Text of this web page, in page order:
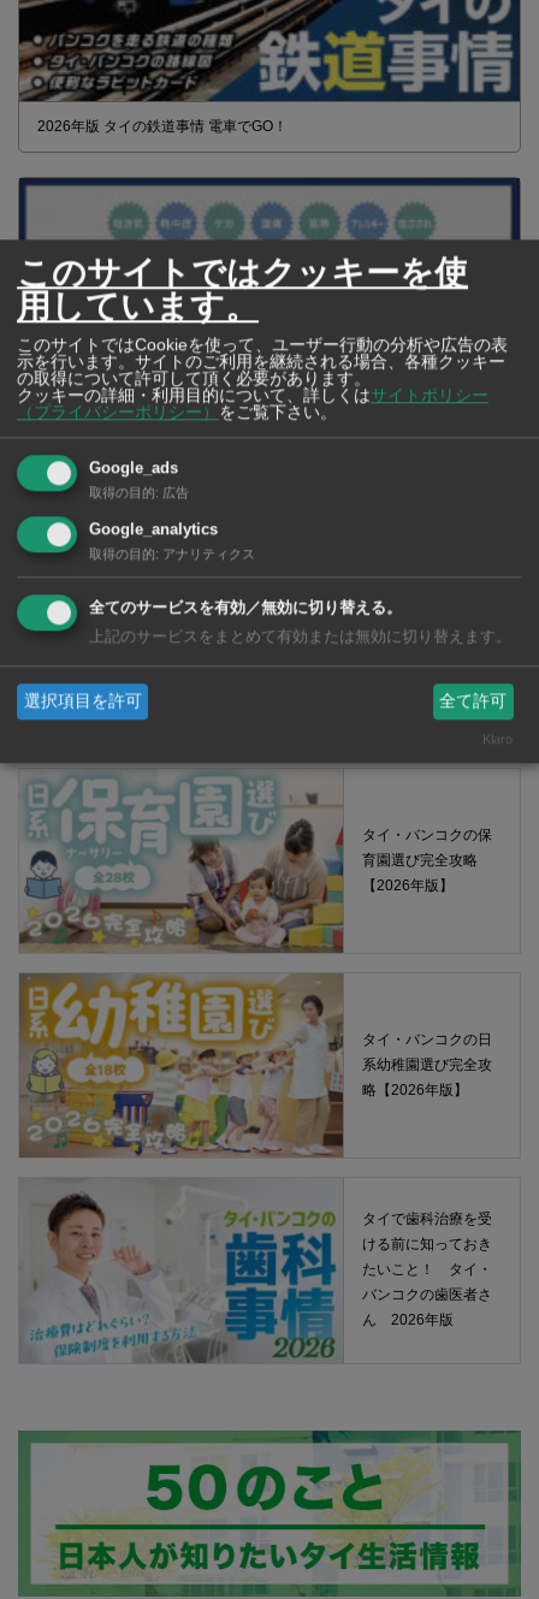
2026年版 タイの鉄道事情 電車でGO！
【タイ・バンコク】 マルシェトンロー内の「TOPS」で買える薬
2026年版
【タイ・バンコ
ク】 コンビニ（セ
ブンイレブン）で買
える薬 2026年版
タイ・バンコクの保
育園選び完全攻略
【2026年版】
タイ・バンコクの日
系幼稚園選び完全攻
略【2026年版】
タイで歯科治療を受
ける前に知っておき
たいこと！ タイ・
バンコクの歯医者さ
ん 2026年版
このサイトではクッキーを使
用しています。
このサイトではCookieを使って、ユーザー行動の分析や広告の表
示を行います。サイトのご利用を継続される場合、各種クッキー
の取得について許可して頂く必要があります。
クッキーの詳細・利用目的について、詳しくはサイトポリシー
（プライバシーポリシー）
をご覧下さい。
Google_ads
取得の目的: 広告
Google_analytics
取得の目的: アナリティクス
全てのサービスを有効／無効に切り替える。
上記のサービスをまとめて有効または無効に切り替えます。
選択項目を許可 全て許可
Klaro